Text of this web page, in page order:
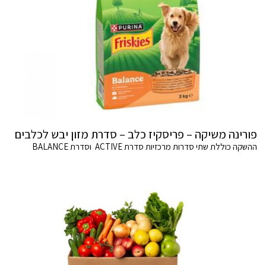
פורינה משיקה – פריסקיז כלב – סדרת מזון יבש לכלבים
ההשקה כוללת שתי סדרות מרכזיות סדרת ACTIVE וסדרת BALANCE